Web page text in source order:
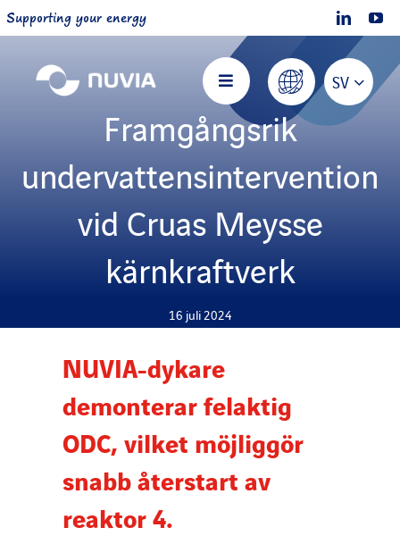
Skip
to
Supporting your energy
Toggle
Navigation
Nuvia Hem
Erbjudanden
Bli en del av oss
Nyheter
SV
Framgångsrik
undervattensintervention
vid Cruas Meysse
kärnkraftverk
16 juli 2024
NUVIA-dykare
demonterar felaktig
ODC, vilket möjliggör
snabb återstart av
reaktor 4.